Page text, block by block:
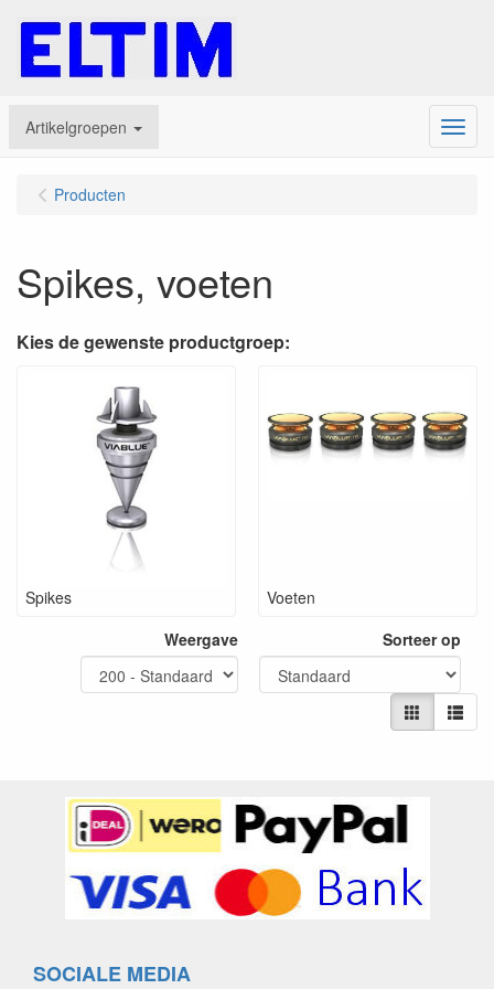
Artikelgroepen Menu
Producten
Spikes, voeten
Kies de gewenste productgroep:
Spikes
Voeten
Weergave
Sorteer op
SOCIALE MEDIA